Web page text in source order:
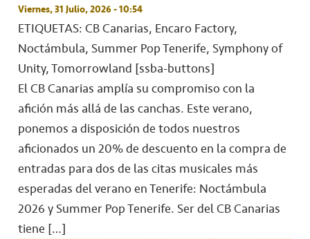
Viernes, 31 Julio, 2026 - 10:54
ETIQUETAS: CB Canarias, Encaro Factory,
Noctámbula, Summer Pop Tenerife, Symphony of
Unity, Tomorrowland [ssba-buttons]
El CB Canarias amplía su compromiso con la
afición más allá de las canchas. Este verano,
ponemos a disposición de todos nuestros
aficionados un 20% de descuento en la compra de
entradas para dos de las citas musicales más
esperadas del verano en Tenerife: Noctámbula
2026 y Summer Pop Tenerife. Ser del CB Canarias
tiene […]